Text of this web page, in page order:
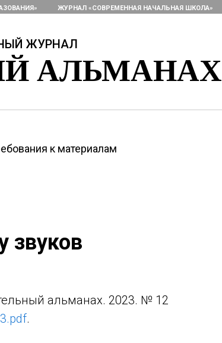
ЖУРНАЛ «СОВРЕМЕННАЯ НАЧАЛЬНАЯ ШКОЛА»
ЖУРНАЛ
АЛЬМАНАХ
к материалам
звуков
альманах. 2023. № 12
.